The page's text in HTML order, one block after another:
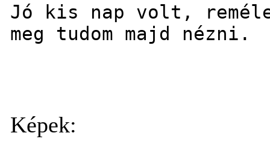
Jó kis nap volt,
meg tudom majd nézni.
Képek: